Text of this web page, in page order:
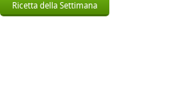
Ricetta della Settimana